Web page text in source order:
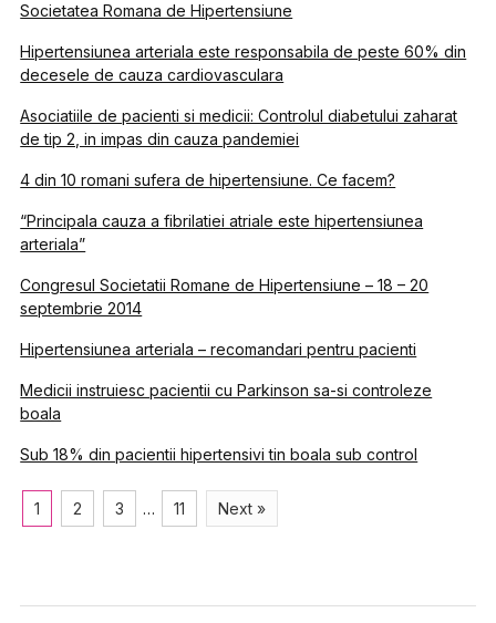
Societatea Romana de Hipertensiune
Hipertensiunea arteriala este responsabila de peste 60% din
decesele de cauza cardiovasculara
Asociatiile de pacienti si medicii: Controlul diabetului zaharat
de tip 2, in impas din cauza pandemiei
4 din 10 romani sufera de hipertensiune. Ce facem?
“Principala cauza a fibrilatiei atriale este hipertensiunea
arteriala”
Congresul Societatii Romane de Hipertensiune – 18 – 20
septembrie 2014
Hipertensiunea arteriala – recomandari pentru pacienti
Medicii instruiesc pacientii cu Parkinson sa-si controleze
boala
Sub 18% din pacientii hipertensivi tin boala sub control
1 2 3 … 11 Next »